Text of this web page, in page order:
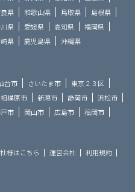
県 和歌山県 鳥取県
島根県
県 愛媛県 高知県
福岡県
県 鹿児島県 沖縄県
台市 さいたま市
東京２３区
相模原市 新潟市 静岡市
浜松市
市 岡山市 広島市
福岡市
様はこちら 運営会社
利用規約